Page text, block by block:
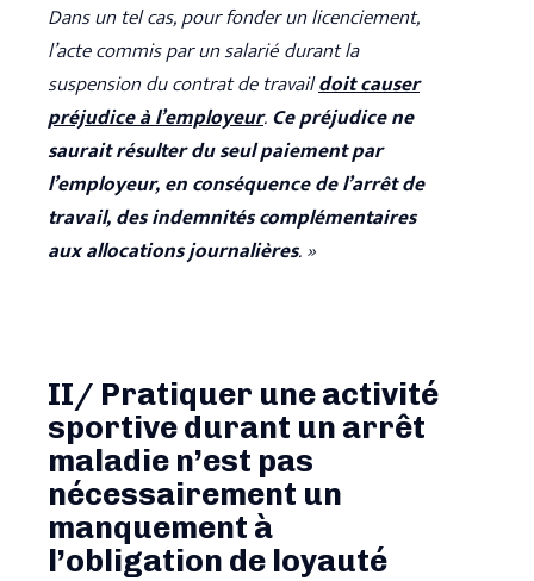
Dans un tel cas, pour fonder un licenciement,
l’acte commis par un salarié durant la
suspension du contrat de travaildoit causer
préjudice à l’employeur.Ce préjudice ne
saurait résulter du seul paiement par
l’employeur, en conséquence de l’arrêt de
travail, des indemnités complémentaires
aux allocations journalières. »
II/ Pratiquer une activité
sportive durant un arrêt
maladie n’est pas
nécessairement un
manquement à
l’obligation de loyauté